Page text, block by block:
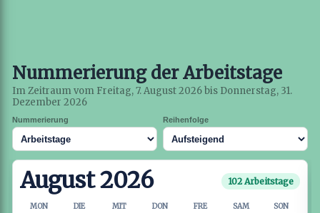
Nummerierung der Arbeitstage
Im Zeitraum vom Freitag, 7. August 2026 bis Donnerstag, 31.
Dezember 2026
Nummerierung Reihenfolge
August 2026 102 Arbeitstage
MON DIE MIT DON FRE SAM SON